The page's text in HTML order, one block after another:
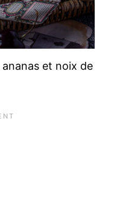
et noix de